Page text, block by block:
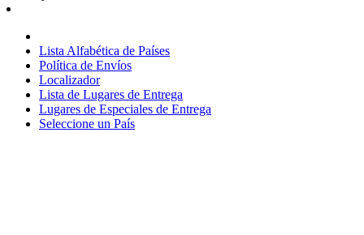
Lista Alfabética de Países
Política de Envíos
Localizador
Lista de Lugares de Entrega
Lugares de Especiales de Entrega
Seleccione un País